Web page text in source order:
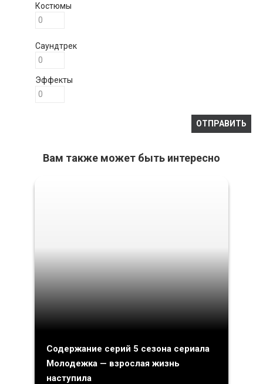
Костюмы
Саундтрек
Эффекты
Вам также может быть интересно
Содержание серий 5 сезона сериала
Молодежка — взрослая жизнь
наступила